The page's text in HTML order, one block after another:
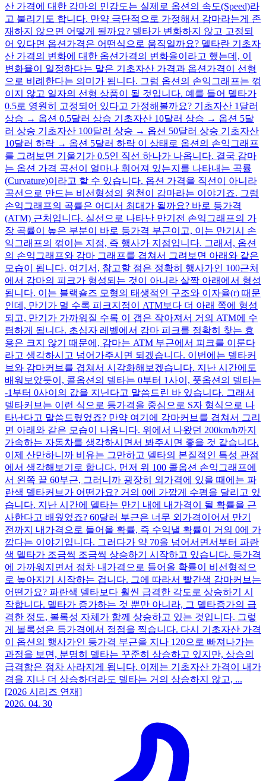
산 가격에 대한 감마의 민감도는 실제로 옵션의 속도(Speed)라
고 불리기도 합니다. 만약 극단적으로 가정해서 감마라는게 존
재하지 않으면 어떻게 될까요? 델타가 변화하지 않고 고정되
어 있다면 옵션가격은 어떤식으로 움직일까요? 델타란 기초자
산 가격의 변화에 대한 옵션가격의 변화율이라고 했는데, 이
변화율이 일정하다는 말은 기초자산 가격과 옵션가격이 선형
으로 비례한다는 의미가 됩니다. 그럼 옵션의 손익그래프는 꺾
이지 않고 일자의 선형 상품이 될 것입니다. 예를 들어 델타가
0.5로 영원히 고정되어 있다고 가정해볼까요? 기초자산 1달러
상승 → 옵션 0.5달러 상승 기초자산 10달러 상승 → 옵션 5달
러 상승 기초자산 100달러 상승 → 옵션 50달러 상승 기초자산
10달러 하락 → 옵션 5달러 하락 이 상태로 옵션의 손익그래프
를 그려보면 기울기가 0.5인 직선 하나가 나옵니다. 결국 감마
는 옵션 가격 곡선이 얼마나 휘어져 있는지를 나타내는 곡률
(Curvature)이라고 할 수 있습니다. 옵션 가격을 직선이 아니라
곡선으로 만드는 비선형성의 원천이 감마라는 이야기죠. 그럼
손익그래프의 곡률은 어디서 최대가 될까요? 바로 등가격
(ATM) 근처입니다. 실선으로 나타난 만기전 손익그래프의 가
장 곡률이 높은 부분이 바로 등가격 부근이고, 이는 만기시 손
익그래프의 꺾이는 지점, 즉 행사가 지점입니다. 그래서, 옵션
의 손익그래프와 감마 그래프를 겹쳐서 그려보면 아래와 같은
모습이 됩니다. 여기서, 참고할 점은 정확히 행사가인 100근처
에서 감마의 피크가 형성되는 것이 아니라 살짝 아래에서 형성
됩니다. 이는 블랙숄즈 모형의 태생적인 구조와 이자율(r) 때문
인데, 만기가 멀 수록 피크지점이 ATM보다 더 아래 쪽에 형성
되고, 만기가 가까워질 수록 이 갭은 작아져서 거의 ATM에 수
렴하게 됩니다. 초심자 레벨에서 감마 피크를 정확히 찾는 효
용은 크지 않기 때문에, 감마는 ATM 부근에서 피크를 이룬다
라고 생각하시고 넘어가주시면 되겠습니다. 이번에는 델타커
브와 감마커브를 겹쳐서 시각화해보겠습니다. 지난 시간에도
배워보았듯이, 콜옵션의 델타는 0부터 1사이, 풋옵션의 델타는
-1부터 0사이의 값을 지닌다고 말씀드린 바 있습니다. 그래서
델타커브는 이런 식으로 등가격을 중심으로 S자 형식으로 나
타난다고 말씀드렸었죠? 만약 여기에 감마커브를 겹쳐서 그리
면 아래와 같은 모습이 나옵니다. 위에서 나왔던 200km/h까지
가속하는 자동차를 생각하시면서 봐주시면 좋을 것 같습니다.
이제 산만하니까 비유는 그만하고 델타의 본질적인 특성 관점
에서 생각해보기로 합니다. 먼저 위 100 콜옵션 손익그래프에
서 왼쪽 끝 60부근, 그러니까 굉장히 외가격에 있을 때에는 파
란색 델타커브가 어떤가요? 거의 0에 가깝게 수평을 달리고 있
습니다. 지난 시간에 델타는 만기 내에 내가격이 될 확률을 근
사한다고 배웠었죠? 60달러 부근은 너무 외가격이어서 만기
전까지 내가격으로 들어올 확률, 즉 수익낼 확률이 거의 0에 가
깝다는 이야기입니다. 그러다가 약 70을 넘어서면서부터 파란
색 델타가 조금씩 조금씩 상승하기 시작하고 있습니다. 등가격
에 가까워지면서 점차 내가격으로 들어올 확률이 비선형적으
로 높아지기 시작하는 겁니다. 그에 따라서 빨간색 감마커브는
어떤가요? 파란색 델타보다 훨씬 급격한 각도로 상승하기 시
작합니다. 델타가 증가하는 것 뿐만 아니라, 그 델타증가의 급
격한 정도, 볼록성 자체가 함께 상승하고 있는 것입니다. 그렇
게 볼록성은 등가격에서 정점을 찍습니다. 다시 기초자산 가격
이 옵션의 행사가인 등가격 부근을 지나 120으로 빠져나가는
과정을 보면, 분명히 델타는 꾸준히 상승하고 있지만, 상승의
급격함은 점차 사라지게 됩니다. 이제는 기초자산 가격이 내가
격을 지나 더 상승하더라도 델타는 거의 상승하지 않고, ...
[2026 시리즈 연재]
2026. 04. 30